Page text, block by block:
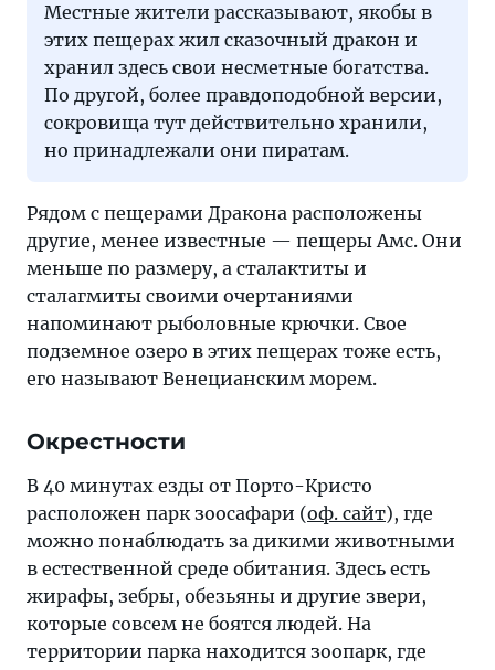
Местные жители рассказывают, якобы в
этих пещерах жил сказочный дракон и
хранил здесь свои несметные богатства.
По другой, более правдоподобной версии,
сокровища тут действительно хранили,
но принадлежали они пиратам.
Рядом с пещерами Дракона расположены
другие, менее известные — пещеры Амс. Они
меньше по размеру, а сталактиты и
сталагмиты своими очертаниями
напоминают рыболовные крючки. Свое
подземное озеро в этих пещерах тоже есть,
его называют Венецианским морем.
Окрестности
В 40 минутах езды от Порто-Кристо
расположен парк зоосафари (оф. сайт), где
можно понаблюдать за дикими животными
в естественной среде обитания. Здесь есть
жирафы, зебры, обезьяны и другие звери,
которые совсем не боятся людей. На
территории парка находится зоопарк, где